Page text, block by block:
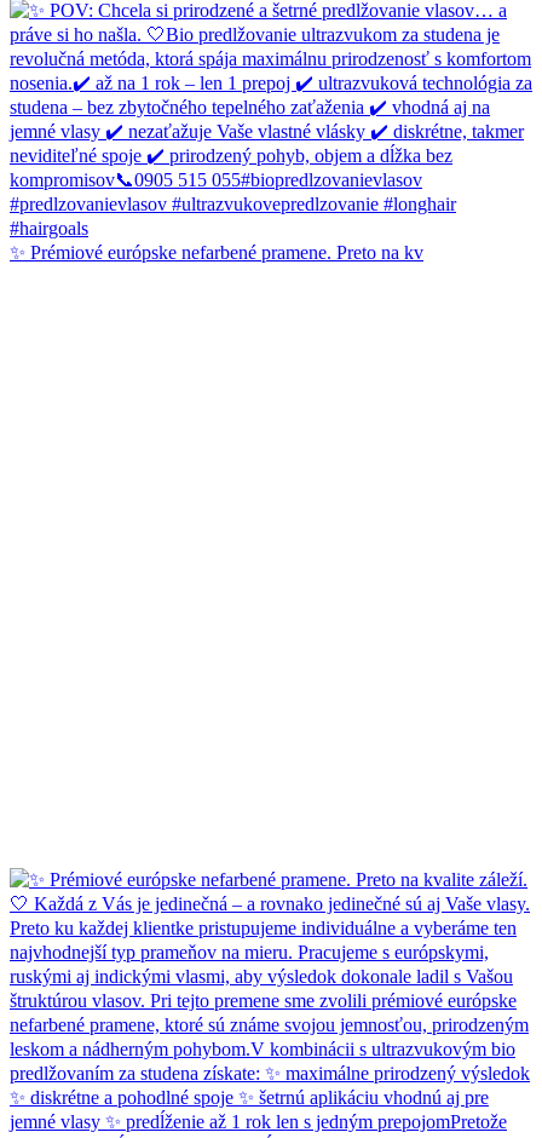
✨ Prémiové európske nefarbené pramene. Preto na kv